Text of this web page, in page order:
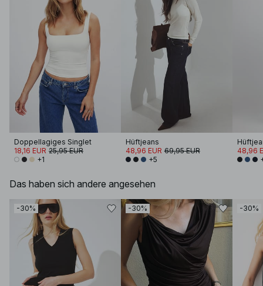
Doppellagiges Singlet
18,16 EUR 25,95 EUR
+1
Hüftjeans
48,96 EUR 69,95 EUR
+5
48,96
Das haben sich andere angesehen
-30% -30% -30%